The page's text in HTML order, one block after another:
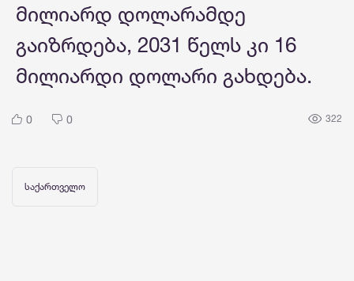
მილიარდ დოლარამდე
გაიზრდება, 2031 წელს კი 16
მილიარდი დოლარი გახდება.
0 0 322
საქართველო